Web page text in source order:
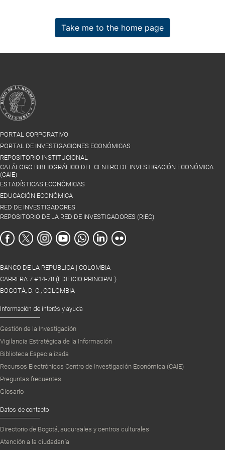
Take me to the home page
PORTAL CORPORATIVO
PORTAL DE INVESTIGACIONES ECONÓMICAS
REPOSITORIO INSTITUCIONAL
CATÁLOGO BIBLIOGRÁFICO DEL CENTRO DE INVESTIGACIÓN ECONÓMICA
(CAIE)
ESTADÍSTICAS ECONÓMICAS
EDUCACIÓN ECONÓMICA
RED DE INVESTIGADORES
REPOSITORIO DE LA RED DE INVESTIGADORES (RIEC)
BANCO DE LA REPÚBLICA | COLOMBIA
CARRERA 7 #14-78 (EDIFICIO PRINCIPAL)
BOGOTÁ, D. C., COLOMBIA
Información de interés y ayuda
Gestión de la Investigación
Vigilancia Estratégica de la Información
Biblioteca Especializada
Recursos Electrónicos Centro de Investigación Económica (CAIE)
Preguntas frecuentes
Glosario
Datos de contacto
Directorio de Bogotá, sucursales y centros culturales
Atención a la ciudadanía